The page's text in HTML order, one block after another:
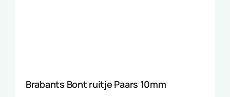
Brabants Bont ruitje Paars 10mm